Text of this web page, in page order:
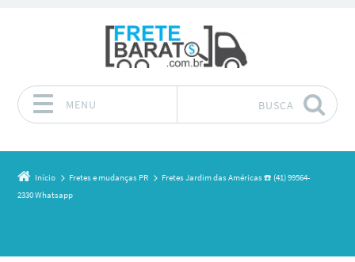
MENU BUSCA
Início Fretes e mudanças PR
Fretes Jardim das Américas ☎️ (41) 99564-
2330 Whatsapp